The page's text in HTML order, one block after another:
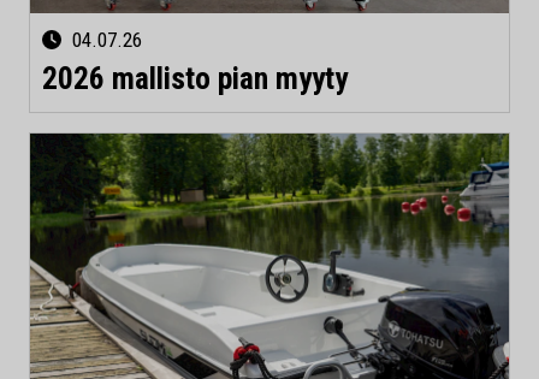
04.07.26
2026 mallisto pian myyty